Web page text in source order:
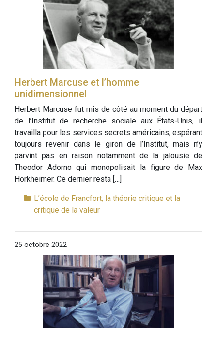
Herbert Marcuse et l’homme
unidimensionnel
Herbert Marcuse fut mis de côté au moment du départ
de l’Institut de recherche sociale aux États-Unis, il
travailla pour les services secrets américains, espérant
toujours revenir dans le giron de l’Institut, mais n’y
parvint pas en raison notamment de la jalousie de
Theodor Adorno qui monopolisait la figure de Max
Horkheimer. Ce dernier resta […]
L’école de Francfort, la théorie critique et la
critique de la valeur
25 octobre 2022